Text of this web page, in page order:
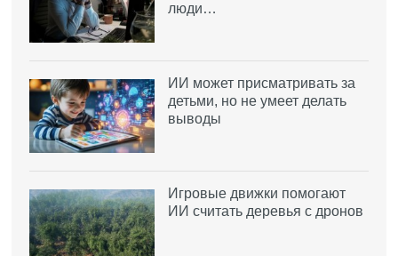
люди…
ИИ может присматривать за
детьми, но не умеет делать
выводы
Игровые движки помогают
ИИ считать деревья с дронов